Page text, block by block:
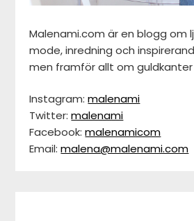
Malenami.com är en blogg om
mode, inredning och
men framför allt om guldkanter
Instagram:malenami
Twitter:malenami
Facebook:malenamicom
Email:malena@malenami.com